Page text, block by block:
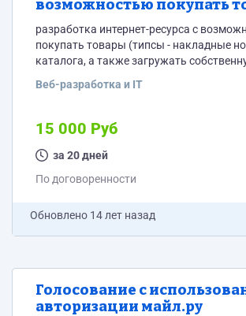
возможностью покупать
каталога и создать товар
разработка интернет-ресурса с
покупать товары (типсы - накладные
каталога, а также загружать
рисунка на типсы. Личный кабинет,
присутсвует.
Веб-разработка и IT
15 000 Руб
за 20 дней
По договоренности
Обновлено 14 лет назад
Голосование с
авторизации майл.ру